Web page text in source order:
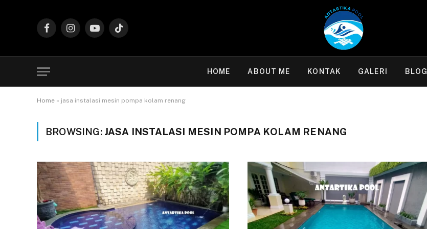
FacebookInstagramYouTubeTikTok
HOME ABOUT ME KONTAK GALERI BLOG
Home » jasa instalasi mesin pompa kolam renang
BROWSING: JASA INSTALASI MESIN POMPA KOLAM RENANG